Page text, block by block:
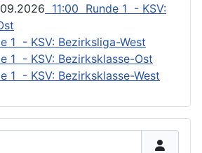
11:00 Runde 1 - KSV:
1 - KSV: Bezirksliga-West
1 - KSV: Bezirksklasse-Ost
1 - KSV: Bezirksklasse-West